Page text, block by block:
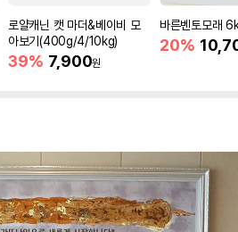
로얄캐닌 캣 마더&베이비 모
아보기(400g/4/10kg)
39% 7,900원
바른벤토모래
20%